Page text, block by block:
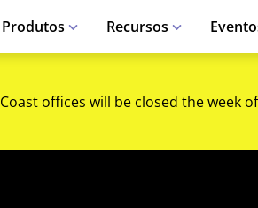
Produtos Recursos
offices will be closed the week